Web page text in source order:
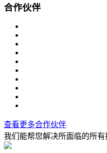
合作伙伴
查看更多合作伙伴
我们能帮您解决所面临的所有